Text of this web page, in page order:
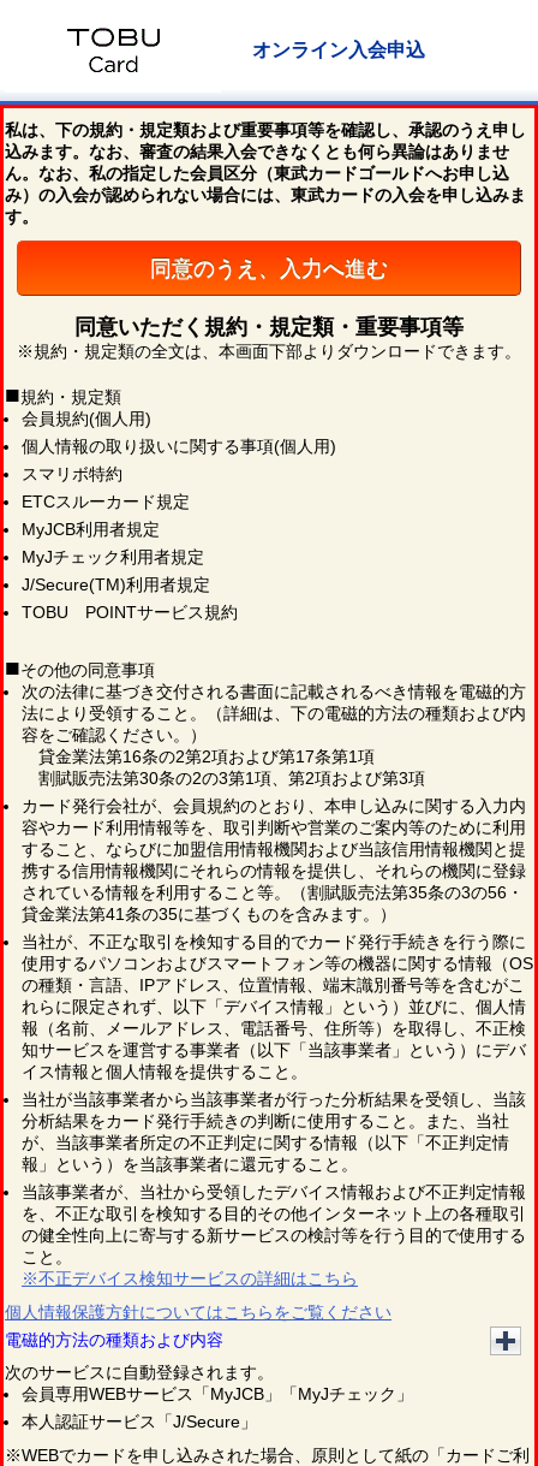
オンライン入会申込
私は、下の規約・規定類および重要事項等を確認し、承認のうえ申し
込みます。なお、審査の結果入会できなくとも何ら異論はありませ
ん。なお、私の指定した会員区分（東武カードゴールドへお申し込
み）の入会が認められない場合には、東武カードの入会を申し込みま
す。
同意のうえ、入力へ進む
同意いただく規約・規定類・重要事項等
※規約・規定類の全文は、本画面下部よりダウンロードできます。
■規約・規定類
会員規約(個人用)
個人情報の取り扱いに関する事項(個人用)
スマリボ特約
ETCスルーカード規定
MyJCB利用者規定
MyJチェック利用者規定
J/Secure(TM)利用者規定
TOBU POINTサービス規約
■その他の同意事項
次の法律に基づき交付される書面に記載されるべき情報を電磁的方
法により受領すること。（詳細は、下の電磁的方法の種類および内
容をご確認ください。）
貸金業法第16条の2第2項および第17条第1項
割賦販売法第30条の2の3第1項、第2項および第3項
カード発行会社が、会員規約のとおり、本申し込みに関する入力内
容やカード利用情報等を、取引判断や営業のご案内等のために利用
すること、ならびに加盟信用情報機関および当該信用情報機関と提
携する信用情報機関にそれらの情報を提供し、それらの機関に登録
されている情報を利用すること等。（割賦販売法第35条の3の56・
貸金業法第41条の35に基づくものを含みます。）
当社が、不正な取引を検知する目的でカード発行手続きを行う際に
使用するパソコンおよびスマートフォン等の機器に関する情報（OS
の種類・言語、IPアドレス、位置情報、端末識別番号等を含むがこ
れらに限定されず、以下「デバイス情報」という）並びに、個人情
報（名前、メールアドレス、電話番号、住所等）を取得し、不正検
知サービスを運営する事業者（以下「当該事業者」という）にデバ
イス情報と個人情報を提供すること。
当社が当該事業者から当該事業者が行った分析結果を受領し、当該
分析結果をカード発行手続きの判断に使用すること。また、当社
が、当該事業者所定の不正判定に関する情報（以下「不正判定情
報」という）を当該事業者に還元すること。
当該事業者が、当社から受領したデバイス情報および不正判定情報
を、不正な取引を検知する目的その他インターネット上の各種取引
の健全性向上に寄与する新サービスの検討等を行う目的で使用する
こと。
※不正デバイス検知サービスの詳細はこちら
個人情報保護方針についてはこちらをご覧ください
電磁的方法の種類および内容
次のサービスに自動登録されます。
会員専用WEBサービス「MyJCB」「MyJチェック」
本人認証サービス「J/Secure」
※WEBでカードを申し込みされた場合、原則として紙の「カードご利